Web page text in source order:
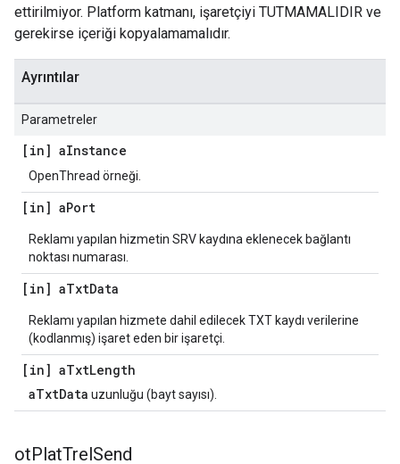
ettirilmiyor. Platform katmanı, işaretçiyi TUTMAMALIDIR ve
gerekirse içeriği kopyalamamalıdır.
Ayrıntılar
Parametreler
[in] aInstance
OpenThread örneği.
[in] aPort
Reklamı yapılan hizmetin SRV kaydına eklenecek bağlantı
noktası numarası.
[in] aTxtData
Reklamı yapılan hizmete dahil edilecek TXT kaydı verilerine
(kodlanmış) işaret eden bir işaretçi.
[in] aTxtLength
aTxtData uzunluğu (bayt sayısı).
otPlatTrelSend